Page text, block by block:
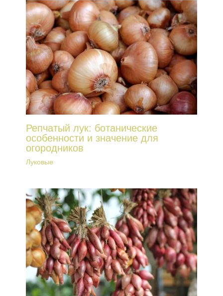
Репчатый лук: ботанические
особенности и значение для
огородников
Луковые